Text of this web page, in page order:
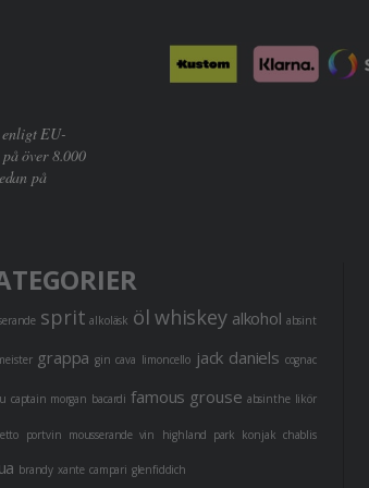
EU-
över 8.000
på
sprit alkoläsk öl whiskey alkohol absint
grappa gin cava limoncello jack daniels cognac
captain morgan bacardi famous grouse absinthe likör
portvin mousserande vin highland park konjak chablis
brandy xante campari glenfiddich